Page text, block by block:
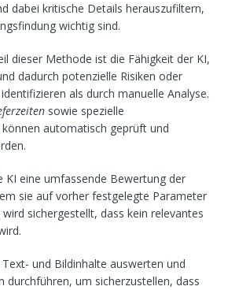
dabei kritische Details herauszufiltern,
wichtig sind.
dieser Methode ist die Fähigkeit der KI,
dadurch potenzielle Risiken oder
als durch manuelle Analyse.
sowie spezielle
automatisch geprüft und
KI eine umfassende Bewertung der
sie auf vorher festgelegte Parameter
sichergestellt, dass kein relevantes
und Bildinhalte auswerten und
durchführen, um sicherzustellen, dass